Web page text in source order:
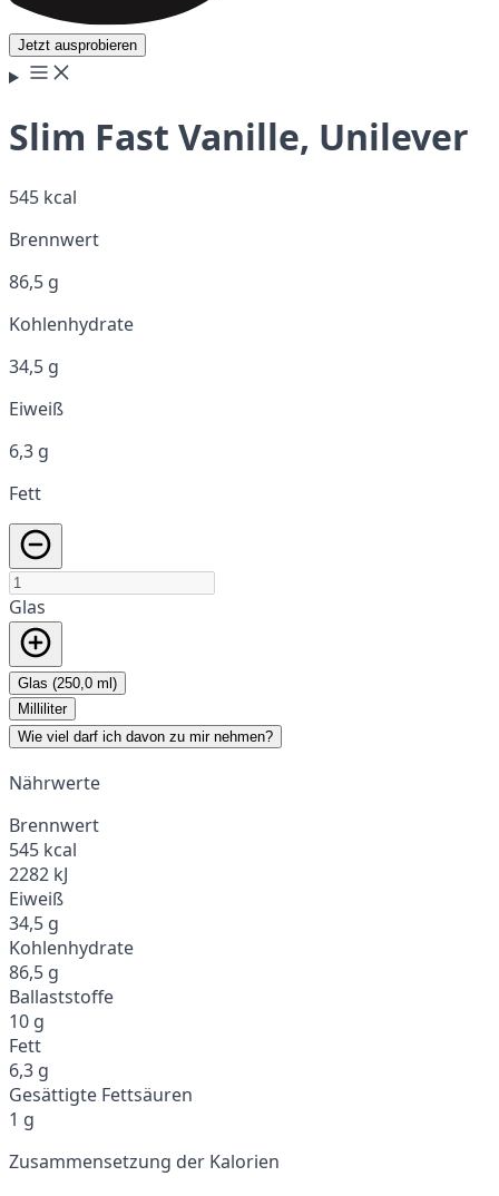
Jetzt ausprobieren
Slim Fast Vanille, Unilever
545 kcal
Brennwert
86,5 g
Kohlenhydrate
34,5 g
Eiweiß
6,3 g
Fett
Glas
Glas (250,0 ml)
Milliliter
Wie viel darf ich davon zu mir nehmen?
Nährwerte
Brennwert
545 kcal
2282 kJ
Eiweiß
34,5 g
Kohlenhydrate
86,5 g
Ballaststoffe
10 g
Fett
6,3 g
Gesättigte Fettsäuren
1 g
Zusammensetzung der Kalorien